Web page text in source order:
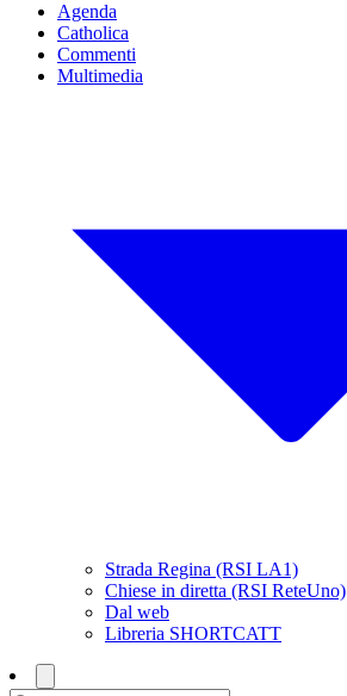
Agenda
Catholica
Commenti
Multimedia
Strada Regina (RSI LA1)
Chiese in diretta (RSI ReteUno)
Dal web
Libreria SHORTCATT